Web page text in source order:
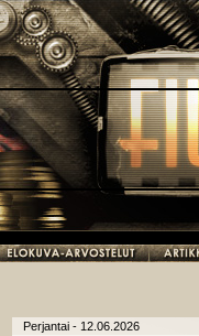
Perjantai - 12.06.2026